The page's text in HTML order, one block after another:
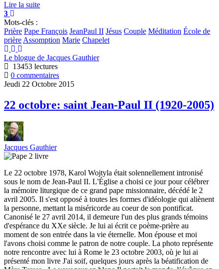
Lire la suite
3
Mots-clés :
Prière Pape François JeanPaul II Jésus Couple Méditation École de
prière Assomption Marie Chapelet
Le blogue de Jacques Gauthier
13453 lectures
0 commentaires
Jeudi 22 Octobre 2015
22 octobre: saint Jean-Paul II (1920-2005)
Jacques Gauthier
Le 22 octobre 1978, Karol Wojtyla était solennellement intronisé
sous le nom de Jean-Paul II. L'Église a choisi ce jour pour célébrer
la mémoire liturgique de ce grand pape missionnaire, décédé le 2
avril 2005. Il s'est opposé à toutes les formes d'idéologie qui aliènent
la personne, mettant la miséricorde au coeur de son pontificat.
Canonisé le 27 avril 2014, il demeure l'un des plus grands témoins
d'espérance du XXe siècle. Je lui ai écrit ce poème-prière au
moment de son entrée dans la vie éternelle. Mon épouse et moi
l'avons choisi comme le patron de notre couple. La photo représente
notre rencontre avec lui à Rome le 23 octobre 2003, où je lui ai
présenté mon livre J'ai soif, quelques jours après la béatification de